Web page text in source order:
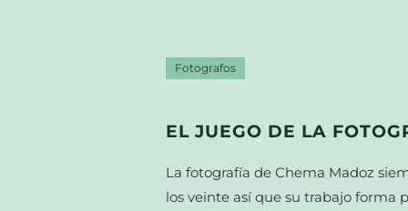
Fotografos
EL JUEGO DE LA
La fotografía de Chema Madoz
los veinte así que su trabajo forma